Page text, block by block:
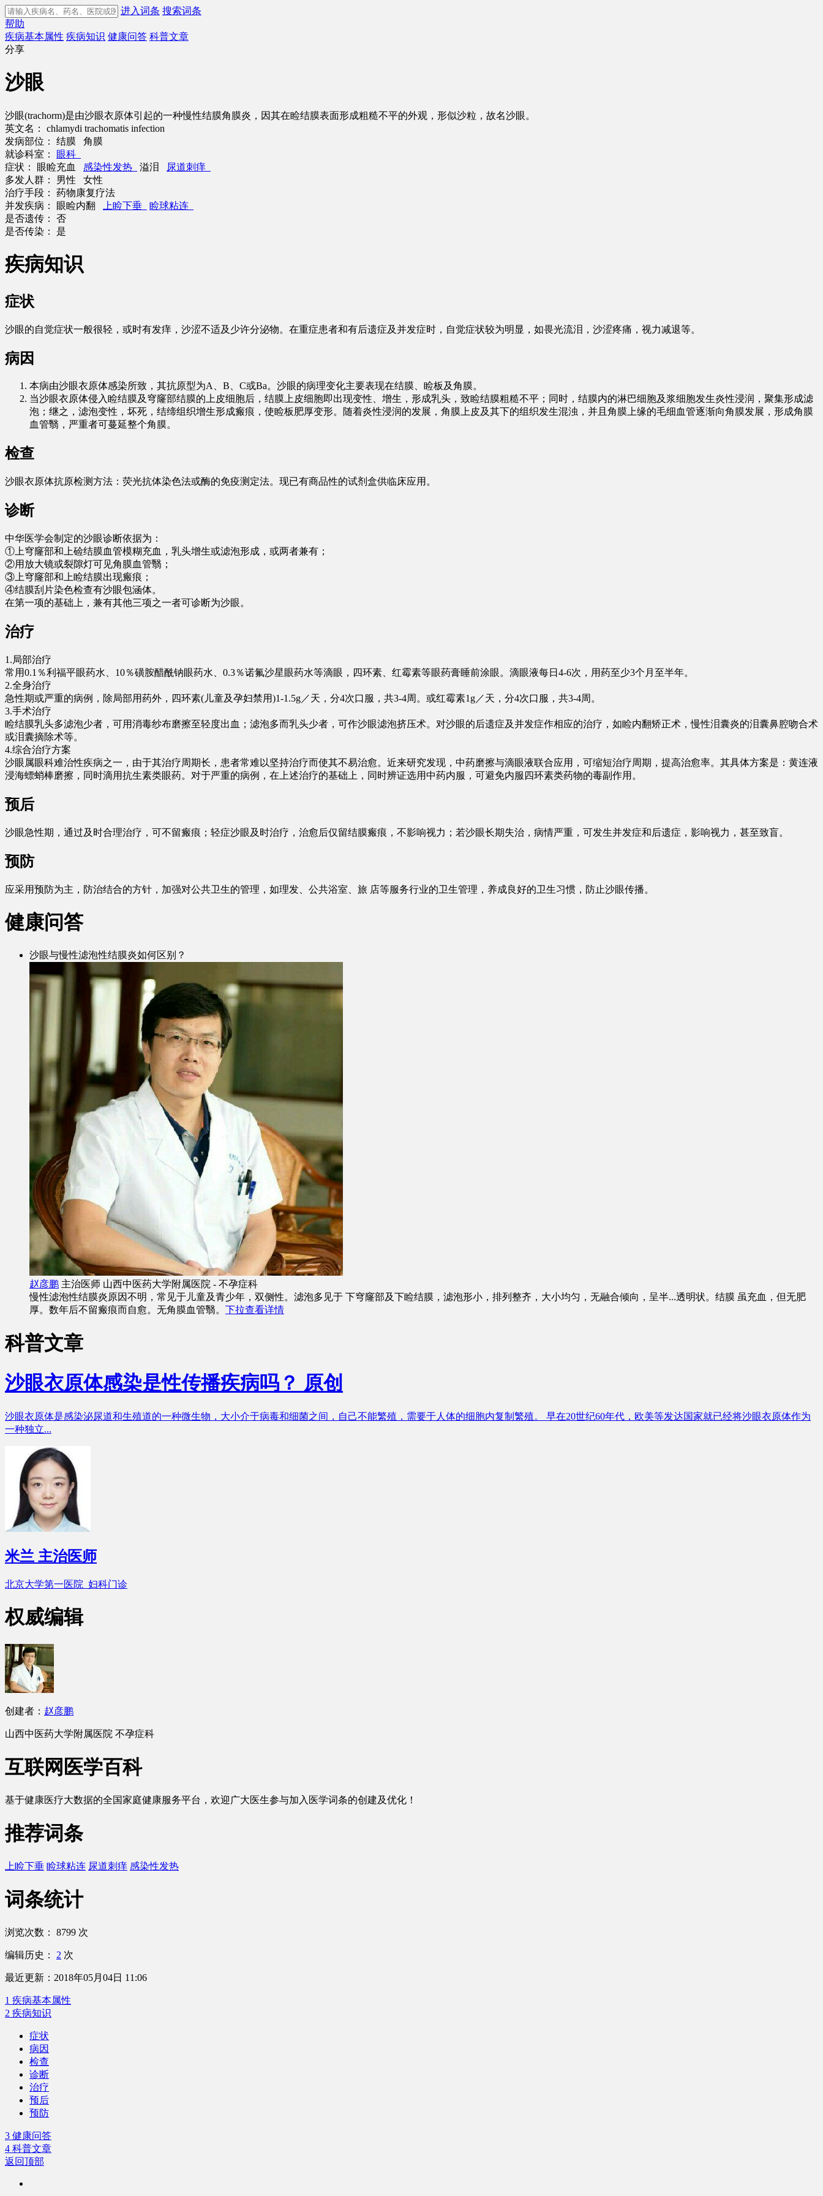
进入词条 搜索词条
帮助
疾病基本属性 疾病知识 健康问答 科普文章
分享
沙眼
沙眼(trachorm)是由沙眼衣原体引起的一种慢性结膜角膜炎，因其在睑结膜表面形成粗糙不平的外观，形似沙粒，故名沙眼。
英文名：
chlamydi trachomatis infection
发病部位：
结膜 角膜
就诊科室：
眼科
症状：
眼睑充血 感染性发热 溢泪
尿道刺痒
多发人群：
男性 女性
治疗手段：
药物康复疗法
并发疾病：
眼睑内翻 上睑下垂
睑球粘连
是否遗传：
否
是否传染：
是
疾病知识
症状
沙眼的自觉症状一般很轻，或时有发痒，沙涩不适及少许分泌物。在重症患者和有后遗症及并发症时，自觉症状较为明显，如畏光流泪，沙涩疼痛，视力减退等。
病因
本病由沙眼衣原体感染所致，其抗原型为A、B、C或Ba。沙眼的病理变化主要表现在结膜、睑板及角膜。
当沙眼衣原体侵入睑结膜及穹窿部结膜的上皮细胞后，结膜上皮细胞即出现变性、增生，形成乳头，致睑结膜粗糙不平；同时，结膜内的淋巴细胞及浆细胞发生炎性浸润，聚集形成滤
泡；继之，滤泡变性，坏死，结缔组织增生形成瘢痕，使睑板肥厚变形。随着炎性浸润的发展，角膜上皮及其下的组织发生混浊，并且角膜上缘的毛细血管逐渐向角膜发展，形成角膜
血管翳，严重者可蔓延整个角膜。
检查
沙眼衣原体抗原检测方法：荧光抗体染色法或酶的免疫测定法。现已有商品性的试剂盒供临床应用。
诊断
中华医学会制定的沙眼诊断依据为：
①上穹窿部和上硷结膜血管模糊充血，乳头增生或滤泡形成，或两者兼有；
②用放大镜或裂隙灯可见角膜血管翳；
③上穹窿部和上睑结膜出现瘢痕；
④结膜刮片染色检查有沙眼包涵体。
在第一项的基础上，兼有其他三项之一者可诊断为沙眼。
治疗
1.局部治疗
常用0.1％利福平眼药水、10％磺胺醋酰钠眼药水、0.3％诺氟沙星眼药水等滴眼，四环素、红霉素等眼药膏睡前涂眼。滴眼液每日4-6次，用药至少3个月至半年。
2.全身治疗
急性期或严重的病例，除局部用药外，四环素(儿童及孕妇禁用)1-1.5g／天，分4次口服，共3-4周。或红霉素1g／天，分4次口服，共3-4周。
3.手术治疗
睑结膜乳头多滤泡少者，可用消毒纱布磨擦至轻度出血；滤泡多而乳头少者，可作沙眼滤泡挤压术。对沙眼的后遗症及并发症作相应的治疗，如睑内翻矫正术，慢性泪囊炎的泪囊鼻腔吻合术
或泪囊摘除术等。
4.综合治疗方案
沙眼属眼科难治性疾病之一，由于其治疗周期长，患者常难以坚持治疗而使其不易治愈。近来研究发现，中药磨擦与滴眼液联合应用，可缩短治疗周期，提高治愈率。其具体方案是：黄连液
浸海螵蛸棒磨擦，同时滴用抗生素类眼药。对于严重的病例，在上述治疗的基础上，同时辨证选用中药内服，可避免内服四环素类药物的毒副作用。
预后
沙眼急性期，通过及时合理治疗，可不留瘢痕；轻症沙眼及时治疗，治愈后仅留结膜瘢痕，不影响视力；若沙眼长期失治，病情严重，可发生并发症和后遗症，影响视力，甚至致盲。
预防
应采用预防为主，防治结合的方针，加强对公共卫生的管理，如理发、公共浴室、旅 店等服务行业的卫生管理，养成良好的卫生习惯，防止沙眼传播。
健康问答
沙眼与慢性滤泡性结膜炎如何区别？
赵彦鹏 主治医师 山西中医药大学附属医院 - 不孕症科
慢性滤泡性结膜炎原因不明，常见于儿童及青少年，双侧性。滤泡多见于 下穹窿部及下睑结膜，滤泡形小，排列整齐，大小均匀，无融合倾向，呈半...透明状。结膜 虽充血，但无肥
厚。数年后不留瘢痕而自愈。无角膜血管翳。 下拉查看详情
科普文章
沙眼衣原体感染是性传播疾病吗？ 原创
沙眼衣原体是感染泌尿道和生殖道的一种微生物，大小介于病毒和细菌之间，自己不能繁殖，需要于人体的细胞内复制繁殖。 早在20世纪60年代，欧美等发达国家就已经将沙眼衣原体作为
一种独立...
米兰 主治医师
北京大学第一医院 妇科门诊
权威编辑
创建者： 赵彦鹏
山西中医药大学附属医院 不孕症科
互联网医学百科
基于健康医疗大数据的全国家庭健康服务平台，欢迎广大医生参与加入医学词条的创建及优化！
推荐词条
上睑下垂 睑球粘连 尿道刺痒 感染性发热
词条统计
浏览次数： 8799 次
编辑历史： 2 次
最近更新： 2018年05月04日 11:06
1 疾病基本属性
2 疾病知识
症状
病因
检查
诊断
治疗
预后
预防
3 健康问答
4 科普文章
返回顶部